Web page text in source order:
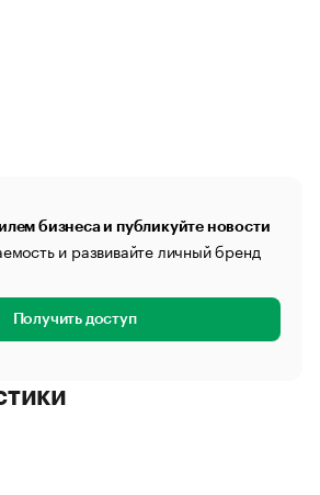
бизнеса и публикуйте новости
и развивайте личный бренд
Получить доступ